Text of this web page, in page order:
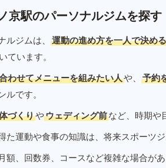
京駅のパーソナルジムを探す
ルジムは、 運動の進め方を一人で決め
ています。
わせてメニューを組みたい人や、 予約
ルです。
づくりやウェディング前など、時期や
た運動や食事の知識は、将来スポーツ
額、回数券、コースなど複雑な場合が